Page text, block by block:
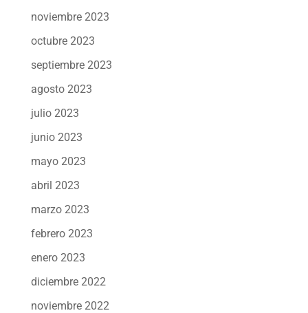
noviembre 2023
octubre 2023
septiembre 2023
agosto 2023
julio 2023
junio 2023
mayo 2023
abril 2023
marzo 2023
febrero 2023
enero 2023
diciembre 2022
noviembre 2022